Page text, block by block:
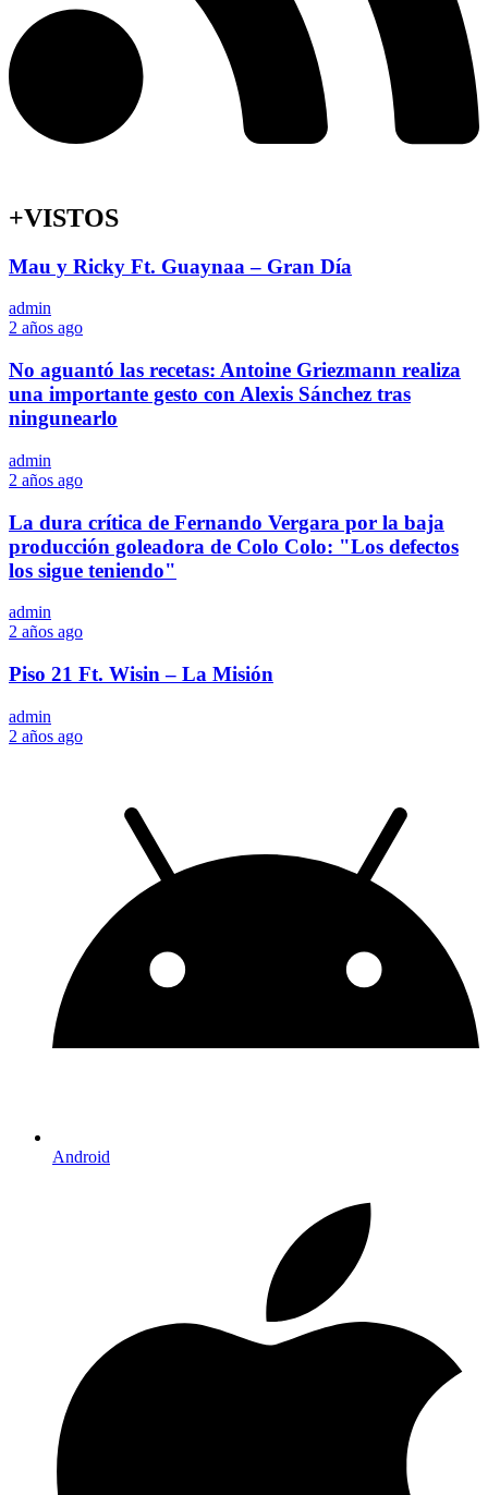
+VISTOS
Mau y Ricky Ft. Guaynaa – Gran Día
admin
2 años ago
No aguantó las recetas: Antoine Griezmann realiza
una importante gesto con Alexis Sánchez tras
ningunearlo
admin
2 años ago
La dura crítica de Fernando Vergara por la baja
producción goleadora de Colo Colo: "Los defectos
los sigue teniendo"
admin
2 años ago
Piso 21 Ft. Wisin – La Misión
admin
2 años ago
Android